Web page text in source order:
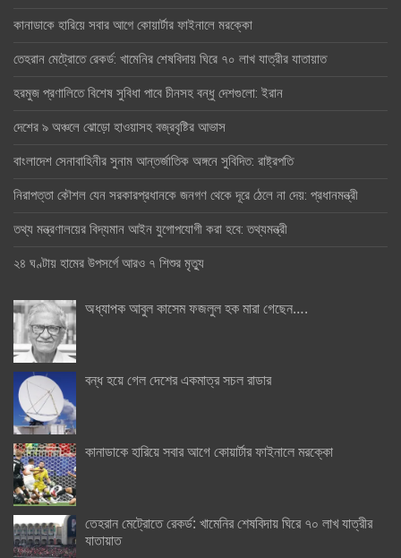
কানাডাকে হারিয়ে সবার আগে কোয়ার্টার ফাইনালে মরক্কো
তেহরান মেট্রোতে রেকর্ড: খামেনির শেষবিদায় ঘিরে ৭০ লাখ যাত্রীর যাতায়াত
হরমুজ প্রণালিতে বিশেষ সুবিধা পাবে চীনসহ বন্ধু দেশগুলো: ইরান
দেশের ৯ অঞ্চলে ঝোড়ো হাওয়াসহ বজ্রবৃষ্টির আভাস
বাংলাদেশ সেনাবাহিনীর সুনাম আন্তর্জাতিক অঙ্গনে সুবিদিত: রাষ্ট্রপতি
নিরাপত্তা কৌশল যেন সরকারপ্রধানকে জনগণ থেকে দূরে ঠেলে না দেয়: প্রধানমন্ত্রী
তথ্য মন্ত্রণালয়ের বিদ্যমান আইন যুগোপযোগী করা হবে: তথ্যমন্ত্রী
২৪ ঘণ্টায় হামের উপসর্গে আরও ৭ শিশুর মৃত্যু
অধ্যাপক আবুল কাসেম ফজলুল হক মারা গেছেন….
বন্ধ হয়ে গেল দেশের একমাত্র সচল রাডার
কানাডাকে হারিয়ে সবার আগে কোয়ার্টার ফাইনালে মরক্কো
তেহরান মেট্রোতে রেকর্ড: খামেনির শেষবিদায় ঘিরে ৭০ লাখ যাত্রীর
যাতায়াত